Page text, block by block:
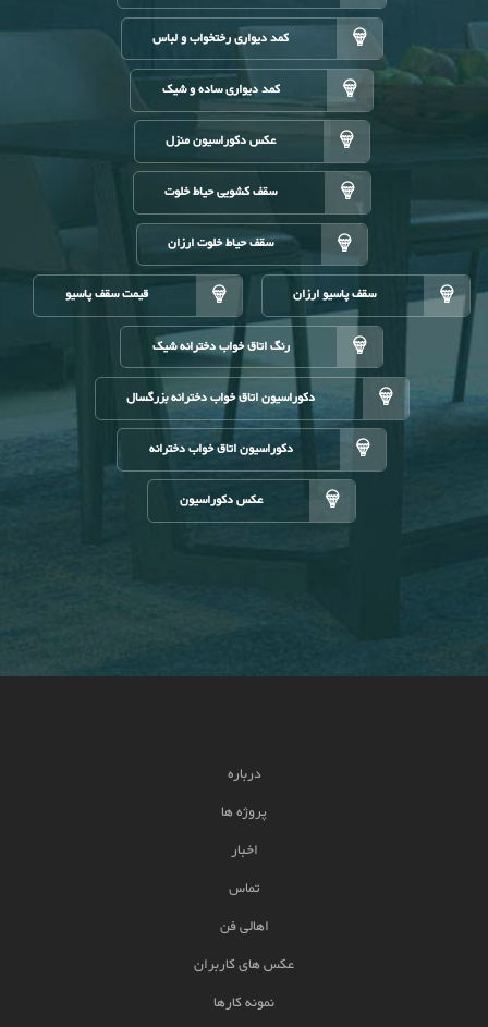
کمد دیواری رختخواب و لباس
کمد دیواری ساده و شیک
عکس دکوراسیون منزل
سقف کشویی حیاط خلوت
سقف حیاط خلوت ارزان
سقف پاسیو ارزان قیمت سقف پاسیو
رنگ اتاق خواب دخترانه شیک
دکوراسیون اتاق خواب دخترانه بزرگسال
دکوراسیون اتاق خواب دخترانه
عکس دکوراسیون
درباره
پروژه ها
اخبار
تماس
اهالی فن
عکس های کاربران
نمونه کارها